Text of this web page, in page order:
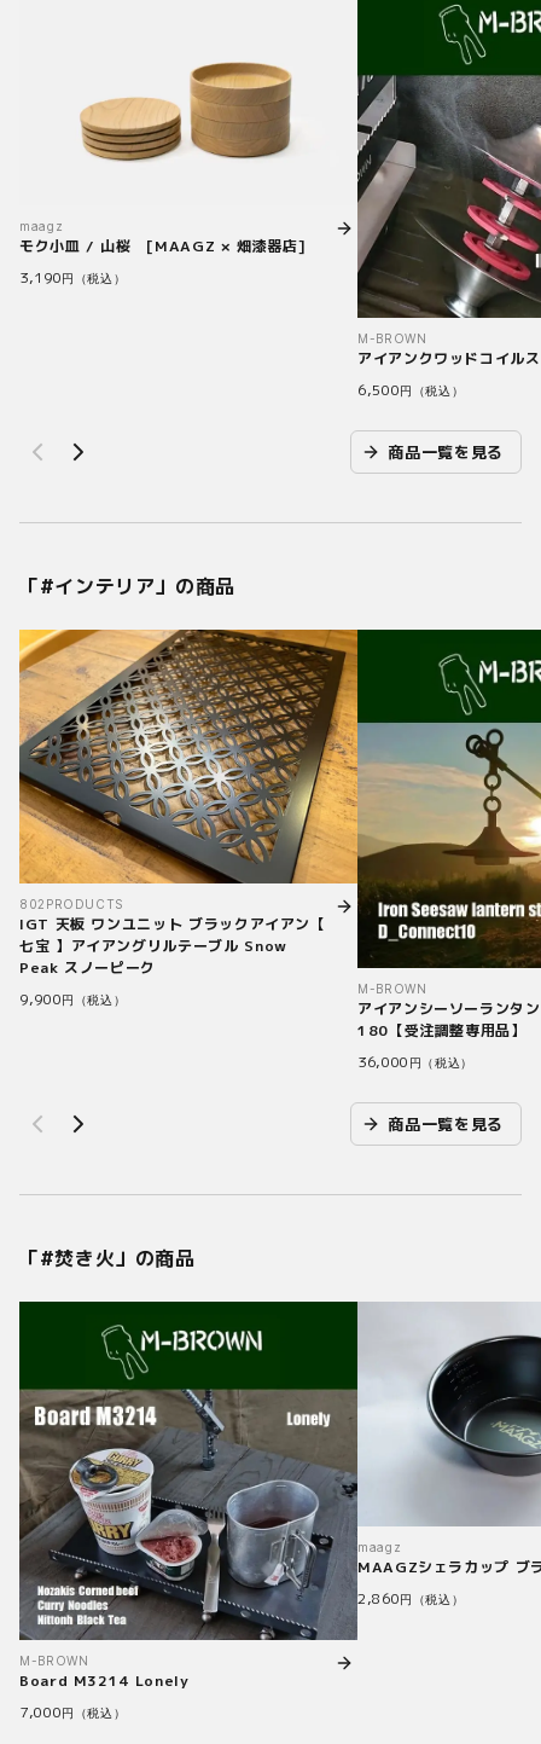
maagz
モク小皿 / 山桜 [MAAGZ × 畑漆器店]
3,190円（税込）
M-BROWN
アイアンクワッドコイル
6,500円（税込）
商品一覧を見る
「#インテリア」の商品
802PRODUCTS
IGT 天板 ワンユニット ブラックアイアン【
七宝 】アイアングリルテーブル Snow
Peak スノーピーク
9,900円（税込）
M-BROWN
アイアンシーソーランタ
180【受注調整専用品】
36,000 円（税込）
商品一覧を見る
「#焚き火」の商品
M-BROWN
Board M3214 Lonely
7,000円（税込）
maagz
MAAGZシェラカップ ブ
2,860円（税込）